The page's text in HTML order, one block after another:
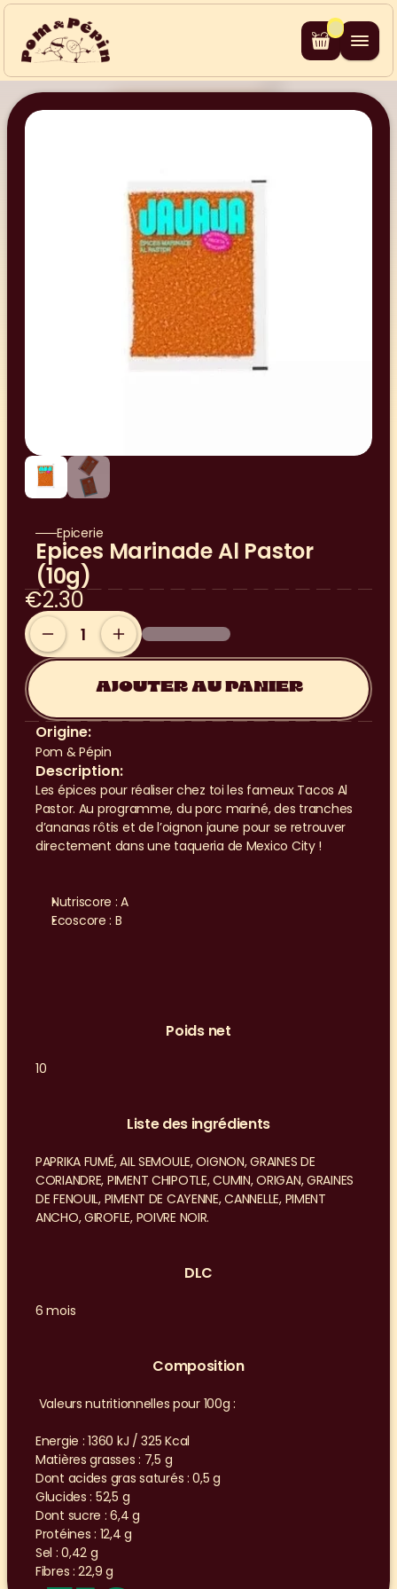
Epicerie
Epices Marinade Al Pastor
(10g)
€2.30
AJOUTER AU PANIER
Origine:
Pom & Pépin
Description:
Les épices pour réaliser chez toi les fameux Tacos Al
Pastor. Au programme, du porc mariné, des tranches
d’ananas rôtis et de l’oignon jaune pour se retrouver
directement dans une taqueria de Mexico City !
Nutriscore : A
Ecoscore : B
Poids net
10
Liste des ingrédients
PAPRIKA FUMÉ, AIL SEMOULE, OIGNON, GRAINES DE
CORIANDRE, PIMENT CHIPOTLE, CUMIN, ORIGAN, GRAINES
DE FENOUIL, PIMENT DE CAYENNE, CANNELLE, PIMENT
ANCHO, GIROFLE, POIVRE NOIR.
DLC
6 mois
Composition
Valeurs nutritionnelles pour 100g :
Energie : 1360 kJ / 325 Kcal
Matières grasses : 7,5 g
Dont acides gras saturés : 0,5 g
Glucides : 52,5 g
Dont sucre : 6,4 g
Protéines : 12,4 g
Sel : 0,42 g
Fibres : 22,9 g